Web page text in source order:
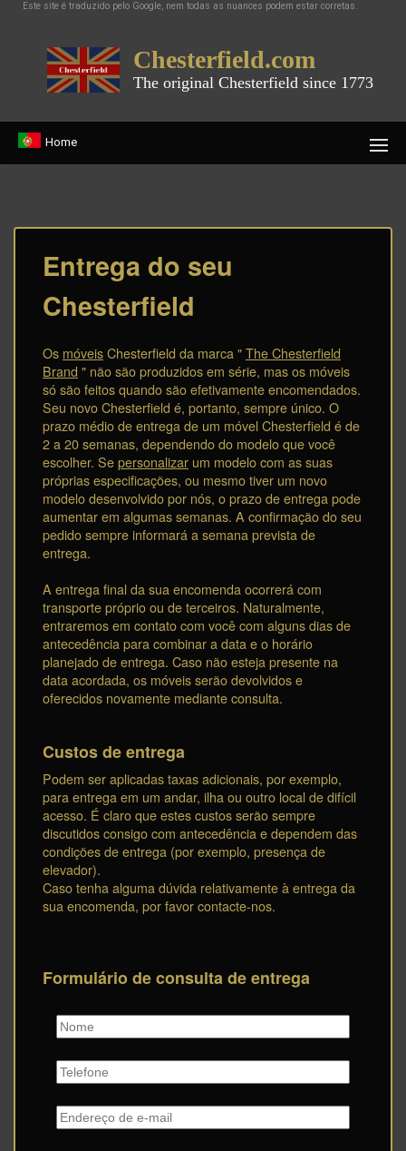
Este site é traduzido pelo Google, nem todas as nuances podem estar corretas.
Chesterfield.com
The original Chesterfield since 1773
Home
Entrega do seu
Chesterfield
Os móveis Chesterfield da marca " The Chesterfield
Brand " não são produzidos em série, mas os móveis
só são feitos quando são efetivamente encomendados.
Seu novo Chesterfield é, portanto, sempre único. O
prazo médio de entrega de um móvel Chesterfield é de
2 a 20 semanas, dependendo do modelo que você
escolher. Se personalizar um modelo com as suas
próprias especificações, ou mesmo tiver um novo
modelo desenvolvido por nós, o prazo de entrega pode
aumentar em algumas semanas. A confirmação do seu
pedido sempre informará a semana prevista de
entrega.
A entrega final da sua encomenda ocorrerá com
transporte próprio ou de terceiros. Naturalmente,
entraremos em contato com você com alguns dias de
antecedência para combinar a data e o horário
planejado de entrega. Caso não esteja presente na
data acordada, os móveis serão devolvidos e
oferecidos novamente mediante consulta.
Custos de entrega
Podem ser aplicadas taxas adicionais, por exemplo,
para entrega em um andar, ilha ou outro local de difícil
acesso. É claro que estes custos serão sempre
discutidos consigo com antecedência e dependem das
condições de entrega (por exemplo, presença de
elevador).
Caso tenha alguma dúvida relativamente à entrega da
sua encomenda, por favor contacte-nos.
Formulário de consulta de entrega